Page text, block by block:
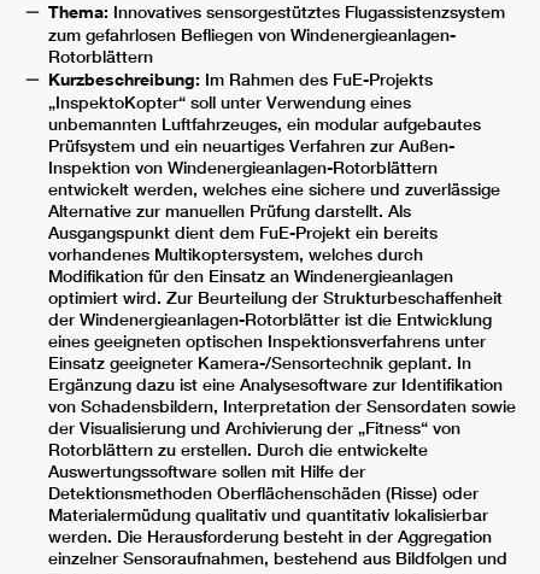
Thema: Innovatives sensorgestütztes Flugassistenzsystem
zum gefahrlosen Befliegen von Windenergieanlagen-
Rotorblättern
Kurzbeschreibung: Im Rahmen des FuE-Projekts
„InspektoKopter“ soll unter Verwendung eines
unbemannten Luftfahrzeuges, ein modular aufgebautes
Prüfsystem und ein neuartiges Verfahren zur Außen-
Inspektion von Windenergieanlagen-Rotorblättern
entwickelt werden, welches eine sichere und zuverlässige
Alternative zur manuellen Prüfung darstellt. Als
Ausgangspunkt dient dem FuE-Projekt ein bereits
vorhandenes Multikoptersystem, welches durch
Modifikation für den Einsatz an Windenergieanlagen
optimiert wird. Zur Beurteilung der Strukturbeschaffenheit
der Windenergieanlagen-Rotorblätter ist die Entwicklung
eines geeigneten optischen Inspektionsverfahrens unter
Einsatz geeigneter Kamera-/Sensortechnik geplant. In
Ergänzung dazu ist eine Analysesoftware zur Identifikation
von Schadensbildern, Interpretation der Sensordaten sowie
der Visualisierung und Archivierung der „Fitness“ von
Rotorblättern zu erstellen. Durch die entwickelte
Auswertungssoftware sollen mit Hilfe der
Detektionsmethoden Oberflächenschäden (Risse) oder
Materialermüdung qualitativ und quantitativ lokalisierbar
werden. Die Herausforderung besteht in der Aggregation
einzelner Sensoraufnahmen, bestehend aus Bildfolgen und